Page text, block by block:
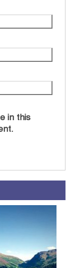
in this